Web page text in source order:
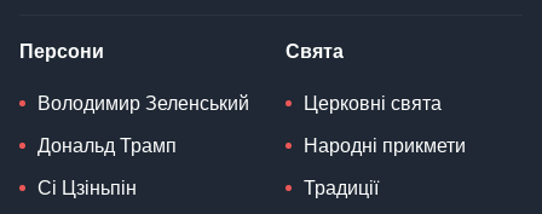
Персони
Володимир Зеленський
Дональд Трамп
Сі Цзіньпін
Свята
Церковні свята
Народні прикмети
Традиції